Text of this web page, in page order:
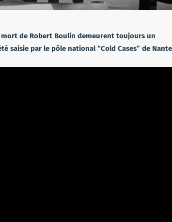
mort de Robert Boulin demeurent toujours un
saisie par le pôle national “Cold Cases” de